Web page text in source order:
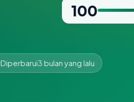
100
Diperbarui3 bulan yang lalu